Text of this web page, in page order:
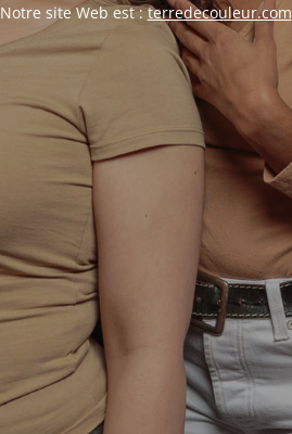
Notre site Web est :terredecouleur.com